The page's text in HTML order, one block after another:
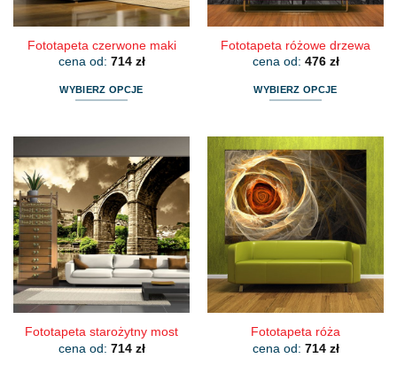
produktu
produktu
Fototapeta czerwone maki
cena od: 714 zł
WYBIERZ OPCJE
wiele
wariantów.
Opcje
można
wybrać
na
stronie
produktu
Fototapeta różowe drzewa
cena od: 476 zł
WYBIERZ OPCJE
ma
wiele
wariantów.
Opcje
można
wybrać
na
produktu
Fototapeta starożytny most
cena od: 714 zł
Fototapeta róża
cena od: 714 zł